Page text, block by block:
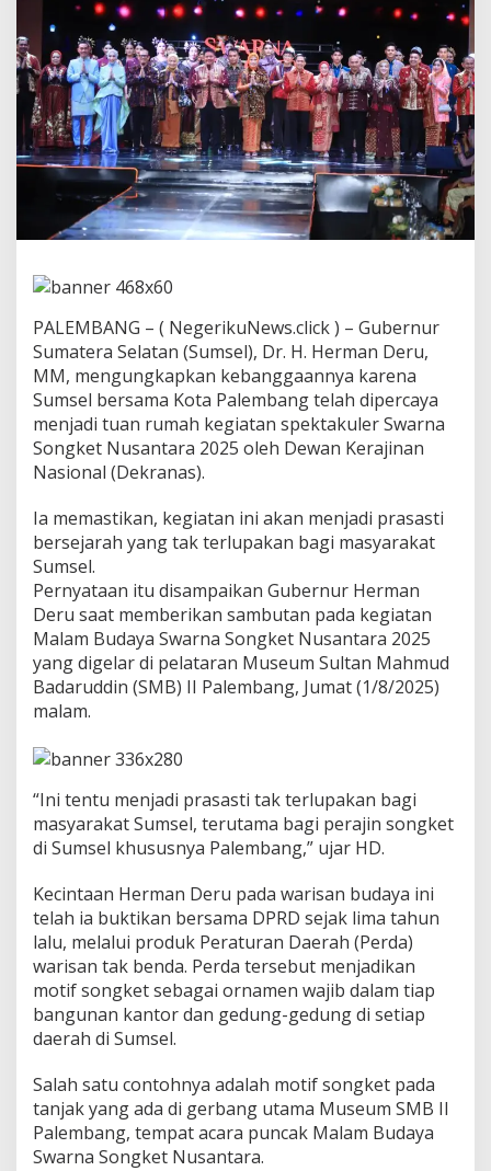
g
u
m
S
o
n
g
k
e
t
S
e
l
,
D
u
u
n
a
s
a
L
o
a
l
s
D
u
i
!
PALEMBANG – ( NegerikuNews.click ) – Gubernur
Sumatera Selatan (Sumsel), Dr. H. Herman Deru,
MM, mengungkapkan kebanggaannya karena
Sumsel bersama Kota Palembang telah dipercaya
menjadi tuan rumah kegiatan spektakuler Swarna
Songket Nusantara 2025 oleh Dewan Kerajinan
Nasional (Dekranas).
Ia memastikan, kegiatan ini akan menjadi prasasti
bersejarah yang tak terlupakan bagi masyarakat
Sumsel.
Pernyataan itu disampaikan Gubernur Herman
Deru saat memberikan sambutan pada kegiatan
Malam Budaya Swarna Songket Nusantara 2025
yang digelar di pelataran Museum Sultan Mahmud
Badaruddin (SMB) II Palembang, Jumat (1/8/2025)
malam.
“Ini tentu menjadi prasasti tak terlupakan bagi
masyarakat Sumsel, terutama bagi perajin songket
di Sumsel khususnya Palembang,” ujar HD.
Kecintaan Herman Deru pada warisan budaya ini
telah ia buktikan bersama DPRD sejak lima tahun
lalu, melalui produk Peraturan Daerah (Perda)
warisan tak benda. Perda tersebut menjadikan
motif songket sebagai ornamen wajib dalam tiap
bangunan kantor dan gedung-gedung di setiap
daerah di Sumsel.
Salah satu contohnya adalah motif songket pada
tanjak yang ada di gerbang utama Museum SMB II
Palembang, tempat acara puncak Malam Budaya
Swarna Songket Nusantara.